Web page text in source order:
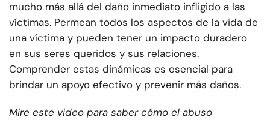
mucho más allá del daño inmediato infligido a las
víctimas. Permean todos los aspectos de la vida de
una víctima y pueden tener un impacto duradero
en sus seres queridos y sus relaciones.
Comprender estas dinámicas es esencial para
brindar un apoyo efectivo y prevenir más daños.
Mire este video para saber cómo el abuso